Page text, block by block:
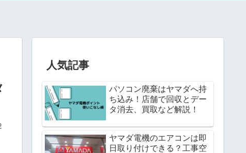
人気記事
パソコン廃棄はヤマダへ持
ち込み！店舗で回収とデー
タ消去、買取など解説！
ヤマダ電機のエアコンは即
日取り付けできる？工事空